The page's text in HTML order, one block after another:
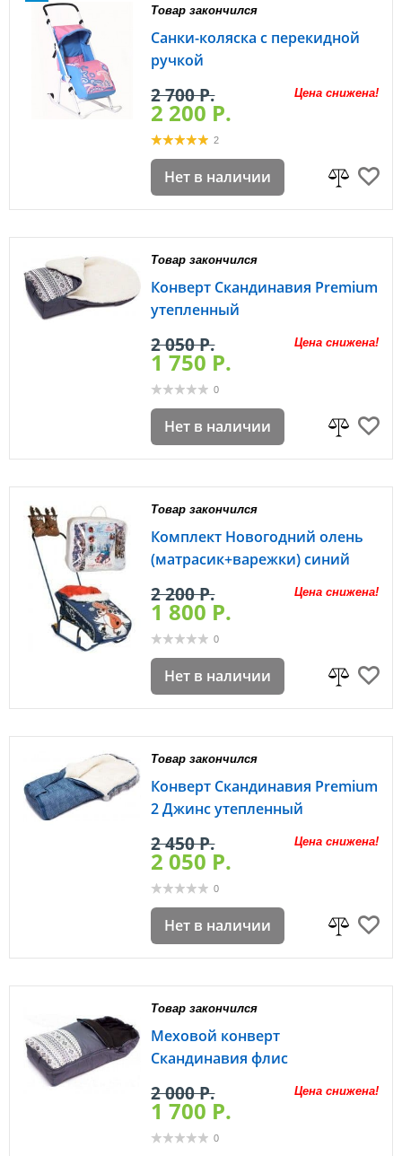
Товар закончился
Санки-коляска с перекидной
ручкой
Цена снижена!
2 700 P.
2 200 P.
2
Нет в наличии
Товар закончился
Конверт Скандинавия Premium
утепленный
Цена снижена!
2 050 P.
1 750 P.
0
Нет в наличии
Товар закончился
Комплект Новогодний олень
(матрасик+варежки) синий
Цена снижена!
2 200 P.
1 800 P.
0
Нет в наличии
Товар закончился
Конверт Скандинавия Premium
2 Джинс утепленный
Цена снижена!
2 450 P.
2 050 P.
0
Нет в наличии
Товар закончился
Меховой конверт
Скандинавия флис
Цена снижена!
2 000 P.
1 700 P.
0